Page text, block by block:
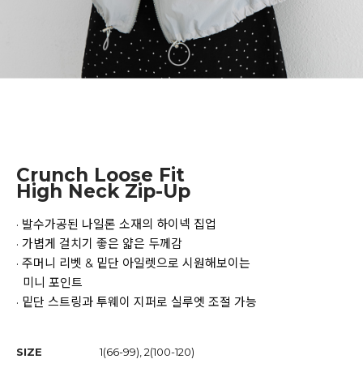
Crunch Loose Fit
High Neck Zip-Up
· 발수가공된 나일론 소재의 하이넥 집업
· 가볍게 걸치기 좋은 얇은 두께감
· 주머니 리벳 & 밑단 아일렛으로 시원해보이는
미니 포인트
· 밑단 스트링과 투웨이 지퍼로 실루엣 조절 가능
SIZE 1(66-99), 2(100-120)